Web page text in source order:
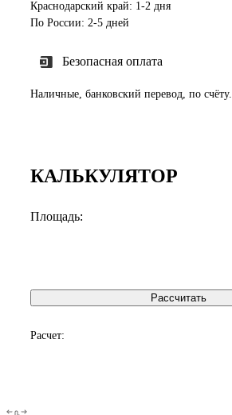
Краснодарский край: 1-2 дня
По России: 2-5 дней
Безопасная оплата
Наличные, банковский перевод, по счёту.
КАЛЬКУЛЯТОР
Площадь:
Рассчитать
Расчет: